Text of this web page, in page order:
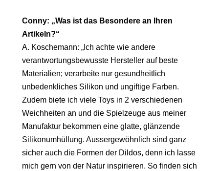
Conny: „Was ist das Besondere an Ihren
Artikeln?“
A. Koschemann: „Ich achte wie andere
verantwortungsbewusste Hersteller auf beste
Materialien; verarbeite nur gesundheitlich
unbedenkliches Silikon und ungiftige Farben.
Zudem biete ich viele Toys in 2 verschiedenen
Weichheiten an und die Spielzeuge aus meiner
Manufaktur bekommen eine glatte, glänzende
Silikonumhüllung. Aussergewöhnlich sind ganz
sicher auch die Formen der Dildos, denn ich lasse
mich gern von der Natur inspirieren. So finden sich